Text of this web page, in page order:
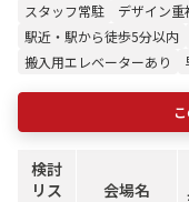
スタッフ常駐
デザイン
駅近・駅から徒歩5分以内
搬入用エレベーターあり
検討
リス
会場名